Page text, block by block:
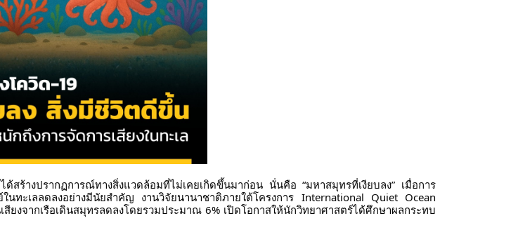
ร้างปรากฏการณ์ทางสิ่งแวดล้อมที่ไม่เคยเกิดขึ้นมาก่อน นั่นคือ “มหาสมุทรที่เงียบลง” เมื่อการ
นทะเลลดลงอย่างมีนัยสำคัญ งานวิจัยนานาชาติภายใต้โครงการ International Quiet Ocean
สียงจากเรือเดินสมุทรลดลงโดยรวมประมาณ 6% เปิดโอกาสให้นักวิทยาศาสตร์ได้ศึกษาผลกระทบ